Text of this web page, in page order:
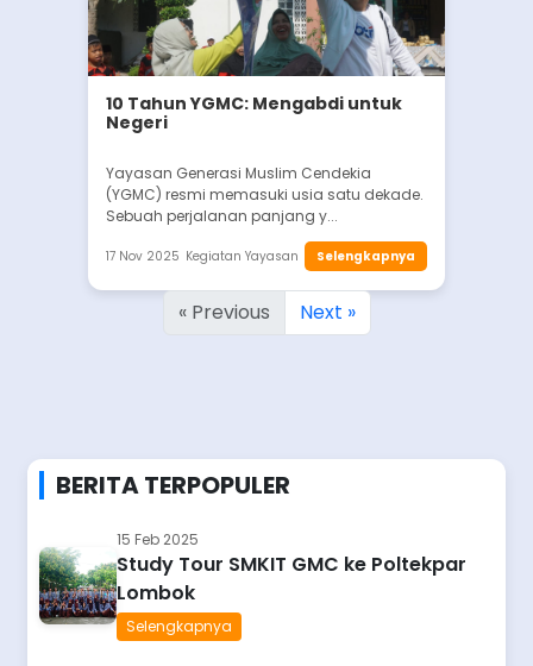
10 Tahun YGMC: Mengabdi untuk
Negeri
Yayasan Generasi Muslim Cendekia
(YGMC) resmi memasuki usia satu dekade.
Sebuah perjalanan panjang y...
17 Nov 2025 Kegiatan Yayasan Selengkapnya
« Previous Next »
BERITA TERPOPULER
15 Feb 2025
Study Tour SMKIT GMC ke Poltekpar
Lombok
Selengkapnya